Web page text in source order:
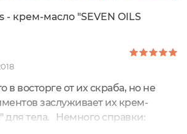
- крем-масло "SEVEN OILS
в восторге от их скраба, но не
заслуживает их крем-
для тела. Немного справки: